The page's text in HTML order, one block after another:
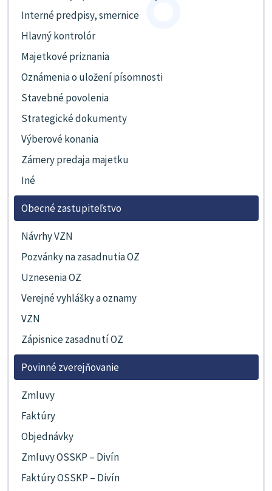
Interné predpisy, smernice
Hlavný kontrolór
Majetkové priznania
Oznámenia o uložení písomnosti
Stavebné povolenia
Strategické dokumenty
Výberové konania
Zámery predaja majetku
Iné
Obecné zastupiteľstvo
Návrhy VZN
Pozvánky na zasadnutia OZ
Uznesenia OZ
Verejné vyhlášky a oznamy
VZN
Zápisnice zasadnutí OZ
Povinné zverejňovanie
Zmluvy
Faktúry
Objednávky
Zmluvy OSSKP – Divín
Faktúry OSSKP – Divín